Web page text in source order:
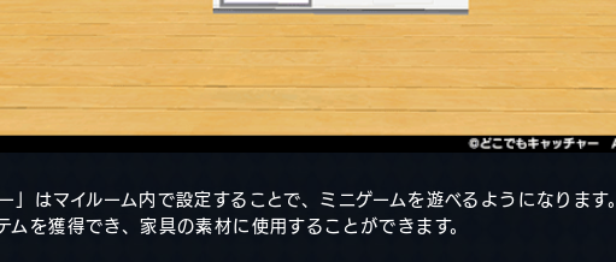
」はマイルーム内で設定することで、ミニゲームを遊べるようになります
ムを獲得でき、家具の素材に使用することができます。